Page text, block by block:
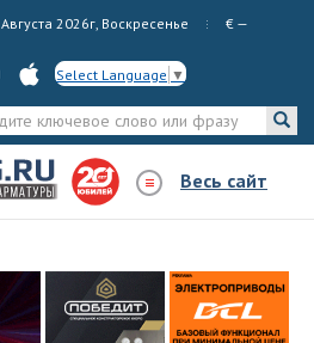
2026г, Воскресенье € —
Select Language ▼
Весь сайт